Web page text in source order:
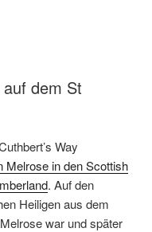
dem St
Way
Melrose in den Scottish
. Auf den
Heiligen aus dem
war und später